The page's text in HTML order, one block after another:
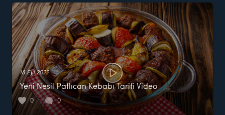
18 Eyl 2022
Yeni Nesil Patlıcan Kebabı Tarifi Video
0 0